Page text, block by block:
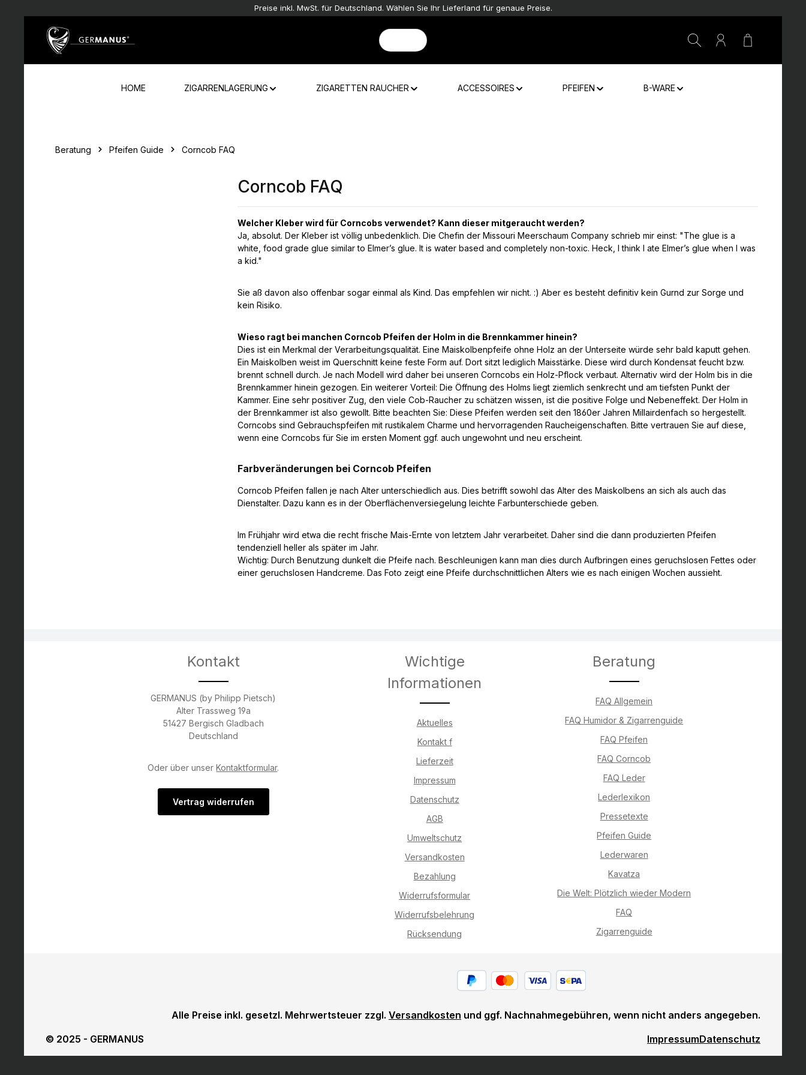
Preise inkl. MwSt. für Deutschland. Wählen Sie Ihr Lieferland für genaue Preise.
Warenkorb
HOME ZIGARRENLAGERUNG ZIGARETTEN RAUCHER ACCESSOIRES PFEIFEN B-WARE
Beratung Pfeifen Guide Corncob FAQ
Corncob FAQ
Welcher Kleber wird für Corncobs verwendet? Kann dieser mitgeraucht werden?
Ja, absolut. Der Kleber ist völlig unbedenklich. Die Chefin der Missouri Meerschaum Company schrieb mir einst: "The glue is a
white, food grade glue similar to Elmer’s glue. It is water based and completely non-toxic. Heck, I think I ate Elmer’s glue when I was
a kid."
Sie aß davon also offenbar sogar einmal als Kind. Das empfehlen wir nicht. :) Aber es besteht definitiv kein Gurnd zur Sorge und
kein Risiko.
Wieso ragt bei manchen Corncob Pfeifen der Holm in die Brennkammer hinein?
Dies ist ein Merkmal der Verarbeitungsqualität. Eine Maiskolbenpfeife ohne Holz an der Unterseite würde sehr bald kaputt gehen.
Ein Maiskolben weist im Querschnitt keine feste Form auf. Dort sitzt lediglich Maisstärke. Diese wird durch Kondensat feucht bzw.
brennt schnell durch. Je nach Modell wird daher bei unseren Corncobs ein Holz-Pflock verbaut. Alternativ wird der Holm bis in die
Brennkammer hinein gezogen. Ein weiterer Vorteil: Die Öffnung des Holms liegt ziemlich senkrecht und am tiefsten Punkt der
Kammer. Eine sehr positiver Zug, den viele Cob-Raucher zu schätzen wissen, ist die positive Folge und Nebeneffekt. Der Holm in
der Brennkammer ist also gewollt. Bitte beachten Sie: Diese Pfeifen werden seit den 1860er Jahren Millairdenfach so hergestellt.
Corncobs sind Gebrauchspfeifen mit rustikalem Charme und hervorragenden Raucheigenschaften. Bitte vertrauen Sie auf diese,
wenn eine Corncobs für Sie im ersten Moment ggf. auch ungewohnt und neu erscheint.
Farbveränderungen bei Corncob Pfeifen
Corncob Pfeifen fallen je nach Alter unterschiedlich aus. Dies betrifft sowohl das Alter des Maiskolbens an sich als auch das
Dienstalter. Dazu kann es in der Oberflächenversiegelung leichte Farbunterschiede geben.
Im Frühjahr wird etwa die recht frische Mais-Ernte von letztem Jahr verarbeitet. Daher sind die dann produzierten Pfeifen
tendenziell heller als später im Jahr.
Wichtig: Durch Benutzung dunkelt die Pfeife nach. Beschleunigen kann man dies durch Aufbringen eines geruchslosen Fettes oder
einer geruchslosen Handcreme. Das Foto zeigt eine Pfeife durchschnittlichen Alters wie es nach einigen Wochen aussieht.
Kontakt
GERMANUS (by Philipp Pietsch)
Alter Trassweg 19a
51427 Bergisch Gladbach
Deutschland
Oder über unserKontaktformular.
Vertrag widerrufen
Wichtige
Informationen
Aktuelles
Kontakt f
Lieferzeit
Impressum
Datenschutz
AGB
Umweltschutz
Versandkosten
Bezahlung
Widerrufsformular
Widerrufsbelehrung
Rücksendung
Beratung
FAQ Allgemein
FAQ Humidor & Zigarrenguide
FAQ Pfeifen
FAQ Corncob
FAQ Leder
Lederlexikon
Pressetexte
Pfeifen Guide
Lederwaren
Kavatza
Die Welt: Plötzlich wieder Modern
FAQ
Zigarrenguide
Alle Preise inkl. gesetzl. Mehrwertsteuer zzgl. Versandkosten und ggf. Nachnahmegebühren, wenn nicht anders angegeben.
© 2025 - GERMANUS
ImpressumDatenschutz